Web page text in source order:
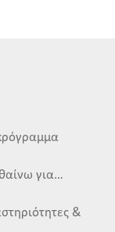
για…
&